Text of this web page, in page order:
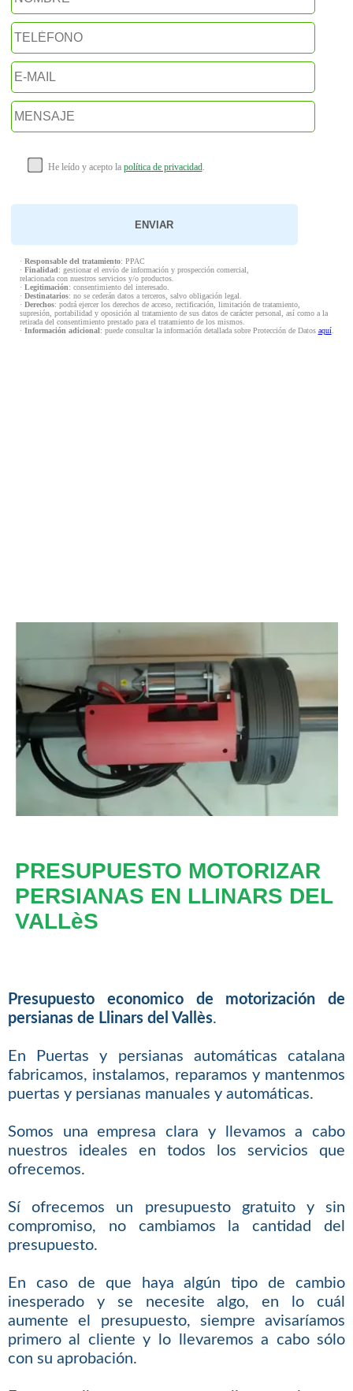
He leído y acepto la política de privacidad.
· Responsable del tratamiento: PPAC
· Finalidad: gestionar el envío de información y prospección comercial,
relacionada con nuestros servicios y/o productos.
· Legitimación: consentimiento del interesado.
· Destinatarios: no se cederán datos a terceros, salvo obligación legal.
· Derechos: podrá ejercer los derechos de acceso, rectificación, limitación de tratamiento,
supresión, portabilidad y oposición al tratamiento de sus datos de carácter personal, así como a la
retirada del consentimiento prestado para el tratamiento de los mismos.
· Información adicional: puede consultar la información detallada sobre Protección de Datos aquí.
PRESUPUESTO MOTORIZAR
PERSIANAS EN LLINARS DEL
VALLèS
Presupuesto economico de motorización de
persianas de Llinars del Vallès.
En Puertas y persianas automáticas catalana
fabricamos, instalamos, reparamos y mantenmos
puertas y persianas manuales y automáticas.
Somos una empresa clara y llevamos a cabo
nuestros ideales en todos los servicios que
ofrecemos.
Sí ofrecemos un presupuesto gratuito y sin
compromiso, no cambiamos la cantidad del
presupuesto.
En caso de que haya algún tipo de cambio
inesperado y se necesite algo, en lo cuál
aumente el presupuesto, siempre avisaríamos
primero al cliente y lo llevaremos a cabo sólo
con su aprobación.